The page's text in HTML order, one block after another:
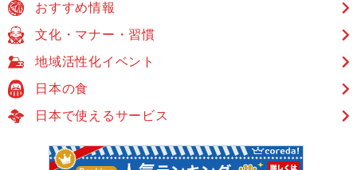
おすすめ情報
文化・マナー・習慣
地域活性化イベント
日本の食
日本で使えるサービス